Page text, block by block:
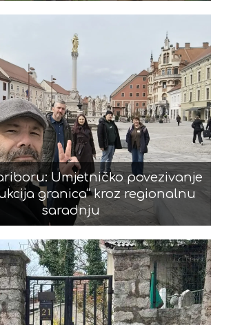
Umjetničko povezivanje
granica“ kroz regionalnu
saradnju